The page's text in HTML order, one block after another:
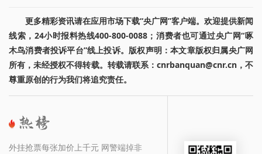
更多精彩资讯请在应用市场下载“央广网”客户端。欢迎提供新闻
线索，24小时报料热线400-800-0088；消费者也可通过央广网“啄
木鸟消费者投诉平台”线上投诉。版权声明：本文章版权归属央广网
所有，未经授权不得转载。转载请联系：cnrbanquan@cnr.cn，不
尊重原创的行为我们将追究责任。
外挂抢票每张加价上千元 网警端掉非